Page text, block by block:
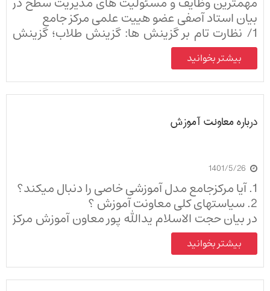
بیان استاد آصفی عضو هییت علمی مرکز جامع
1/ نظارت تام بر گزینش ها: گزینش طلاب؛ گزینش
اساتید؛ گزینش استادیارها؛ و گزینش مسئولین پایه
ها؛
2/ نظارت بر انتخاب اساتید و استادیارها: یعنی بعد از
گزینش؛ اینکه در چه سطح و پایه ای تدریس کنند.
همچنین ارزیابی سالانه اساتید و استادیار ها ...
بیشتر بخوانید
درباره معاونت آموزش
1401/5/26
1. آیا مرکزجامع مدل آموزشی خاصی را دنبال میکند؟
2. سیاستهای کلی معاونت آموزش ؟
در بیان حجت الاسلام یدالله پور معاون آموزش مرکز
جامع
مرکز جامع علوم اسلامی ولی امر بر آن است تا با
پرورش طلاب در حوزه فقه نظام وظیفه ای که بر عهده
ی حوزه های علمیه در ایجاد و تشکیل یک نظام
بیشتر بخوانید